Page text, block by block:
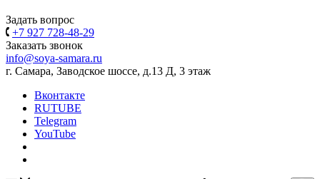
Задать вопрос
+7 927 728-48-29
Заказать звонок
info@soya-samara.ru
г. Самара, Заводское шоссе, д.13 Д, 3 этаж
Вконтакте
RUTUBE
Telegram
YouTube